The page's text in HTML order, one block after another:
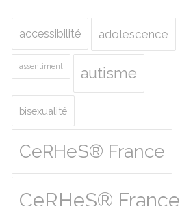
accessibilité adolescence
assentiment autisme
bisexualité
CeRHeS® France
CeRHeS® France